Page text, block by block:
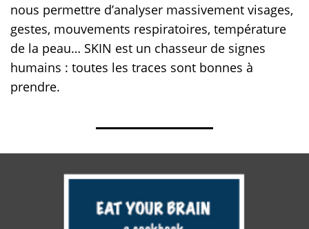
nous permettre d’analyser massivement visages,
gestes, mouvements respiratoires, température
de la peau… SKIN est un chasseur de signes
humains : toutes les traces sont bonnes à
prendre.